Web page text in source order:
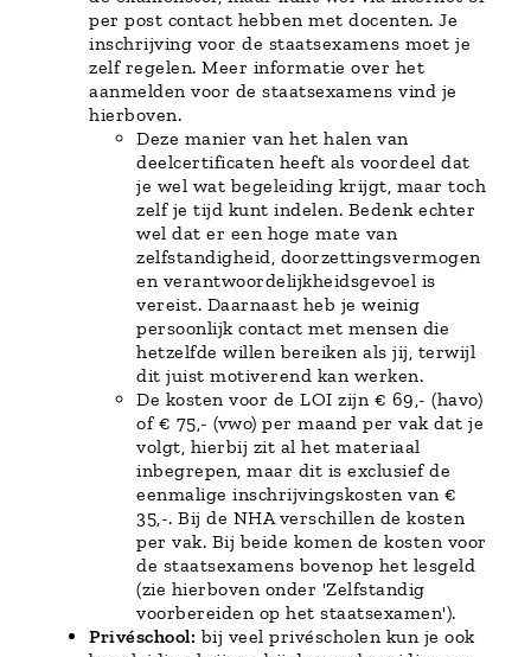
per post contact hebben met docenten. Je
inschrijving voor de staatsexamens moet je
zelf regelen. Meer informatie over het
aanmelden voor de staatsexamens vind je
hierboven.
Deze manier van het halen van
deelcertificaten heeft als voordeel dat
je wel wat begeleiding krijgt, maar toch
zelf je tijd kunt indelen. Bedenk echter
wel dat er een hoge mate van
zelfstandigheid, doorzettingsvermogen
en verantwoordelijkheidsgevoel is
vereist. Daarnaast heb je weinig
persoonlijk contact met mensen die
hetzelfde willen bereiken als jij, terwijl
dit juist motiverend kan werken.
De kosten voor de LOI zijn € 69,- (havo)
of € 75,- (vwo) per maand per vak dat je
volgt, hierbij zit al het materiaal
inbegrepen, maar dit is exclusief de
eenmalige inschrijvingskosten van €
35,-. Bij de NHA verschillen de kosten
per vak. Bij beide komen de kosten voor
de staatsexamens bovenop het lesgeld
(zie hierboven onder 'Zelfstandig
voorbereiden op het staatsexamen').
Privéschool: bij veel privéscholen kun je ook